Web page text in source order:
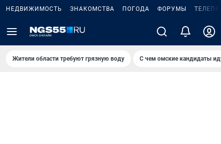
НЕДВИЖИМОСТЬ ЗНАКОМСТВА ПОГОДА ФОРУМЫ
Жители области требуют грязную воду С чем омские кандидаты